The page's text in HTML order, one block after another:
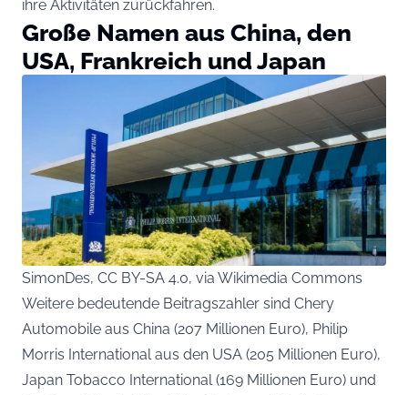
ihre Aktivitäten zurückfahren.
Große Namen aus China, den
USA, Frankreich und Japan
SimonDes, CC BY-SA 4.0, via Wikimedia Commons
Weitere bedeutende Beitragszahler sind Chery
Automobile aus China (207 Millionen Euro), Philip
Morris International aus den USA (205 Millionen Euro),
Japan Tobacco International (169 Millionen Euro) und